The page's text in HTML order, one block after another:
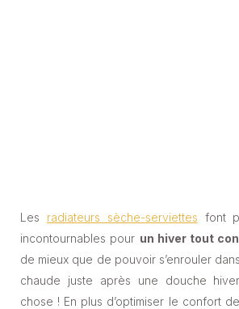
Les radiateurs sèche-serviettes font
incontournables pour un hiver tout
de mieux que de pouvoir s’enrouler
chaude juste après une douche
chose ! En plus d’optimiser le confort